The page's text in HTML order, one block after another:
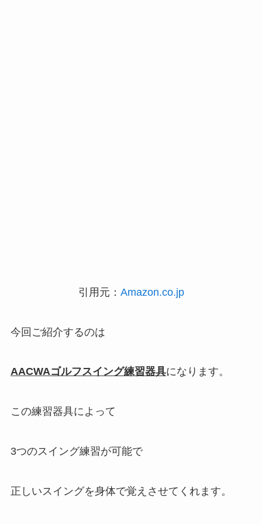
引用元： Amazon.co.jp
今回ご紹介するのは
AACWAゴルフスイング練習器具になります。
この練習器具によって
3つのスイング練習が可能で
正しいスイングを身体で覚えさせてくれます。